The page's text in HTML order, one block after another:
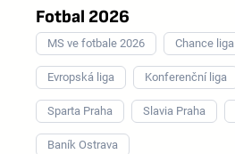
Fotbal 2026
MS ve fotbale 2026 Chance liga
Evropská liga Konferenční liga
Sparta Praha Slavia Praha
Baník Ostrava